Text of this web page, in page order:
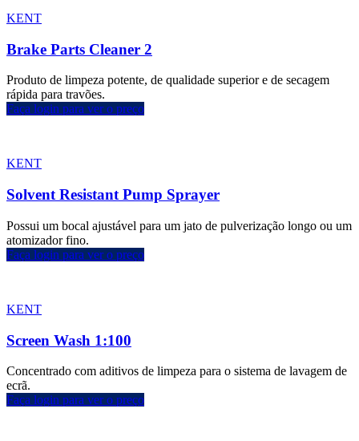
KENT
Brake Parts Cleaner 2
Produto de limpeza potente, de qualidade superior e de secagem
rápida para travões.
Faça login para ver o preço
KENT
Solvent Resistant Pump Sprayer
Possui um bocal ajustável para um jato de pulverização longo ou um
atomizador fino.
Faça login para ver o preço
KENT
Screen Wash 1:100
Concentrado com aditivos de limpeza para o sistema de lavagem de
ecrã.
Faça login para ver o preço